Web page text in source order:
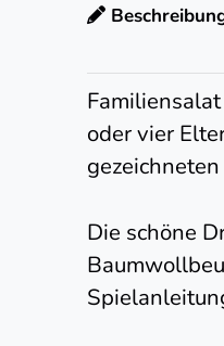
oder vier
Die schöne